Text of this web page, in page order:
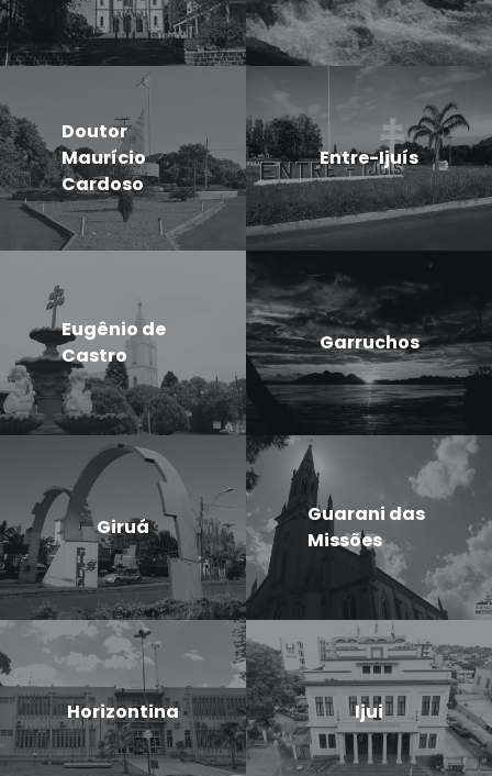
Doutor
Maurício
Cardoso
Entre-Ijuís
Eugênio de
Castro
Garruchos
Giruá
Guarani das
Missões
Horizontina Ijui